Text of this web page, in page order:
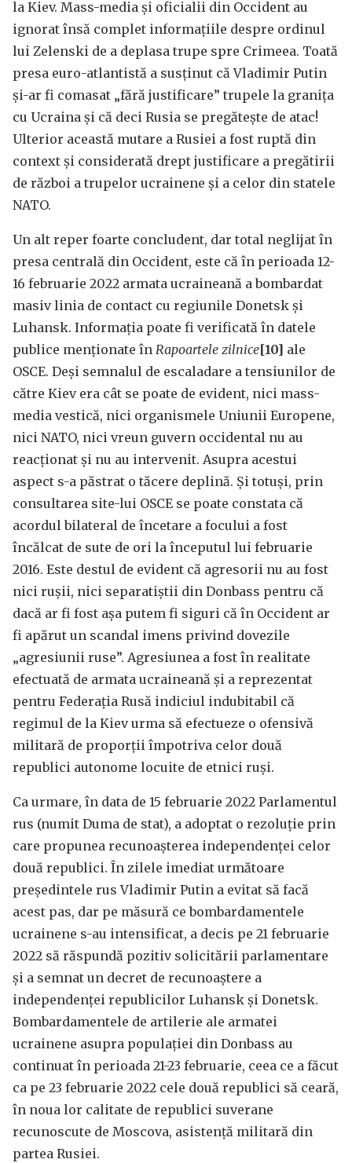
la Kiev. Mass-media și oficialii din Occident au
ignorat însă complet informațiile despre ordinul
lui Zelenski de a deplasa trupe spre Crimeea. Toată
presa euro-atlantistă a susținut că Vladimir Putin
și-ar fi comasat „fără justificare” trupele la granița
cu Ucraina și că deci Rusia se pregătește de atac!
Ulterior această mutare a Rusiei a fost ruptă din
context și considerată drept justificare a pregătirii
de război a trupelor ucrainene și a celor din statele
NATO.
Un alt reper foarte concludent, dar total neglijat în
presa centrală din Occident, este că în perioada 12-
16 februarie 2022 armata ucraineană a bombardat
masiv linia de contact cu regiunile Donetsk și
Luhansk. Informația poate fi verificată în datele
publice menționate în Rapoartele zilnice[10] ale
OSCE. Deși semnalul de escaladare a tensiunilor de
către Kiev era cât se poate de evident, nici mass-
media vestică, nici organismele Uniunii Europene,
nici NATO, nici vreun guvern occidental nu au
reacționat și nu au intervenit. Asupra acestui
aspect s-a păstrat o tăcere deplină. Și totuși, prin
consultarea site-lui OSCE se poate constata că
acordul bilateral de încetare a focului a fost
încălcat de sute de ori la începutul lui februarie
2016. Este destul de evident că agresorii nu au fost
nici rușii, nici separatiștii din Donbass pentru că
dacă ar fi fost așa putem fi siguri că în Occident ar
fi apărut un scandal imens privind dovezile
„agresiunii ruse”. Agresiunea a fost în realitate
efectuată de armata ucraineană și a reprezentat
pentru Federația Rusă indiciul indubitabil că
regimul de la Kiev urma să efectueze o ofensivă
militară de proporții împotriva celor două
republici autonome locuite de etnici ruși.
Ca urmare, în data de 15 februarie 2022 Parlamentul
rus (numit Duma de stat), a adoptat o rezoluție prin
care propunea recunoașterea independenței celor
două republici. În zilele imediat următoare
președintele rus Vladimir Putin a evitat să facă
acest pas, dar pe măsură ce bombardamentele
ucrainene s-au intensificat, a decis pe 21 februarie
2022 să răspundă pozitiv solicitării parlamentare
și a semnat un decret de recunoaștere a
independenței republicilor Luhansk și Donetsk.
Bombardamentele de artilerie ale armatei
ucrainene asupra populației din Donbass au
continuat în perioada 21-23 februarie, ceea ce a făcut
ca pe 23 februarie 2022 cele două republici să ceară,
în noua lor calitate de republici suverane
recunoscute de Moscova, asistență militară din
partea Rusiei.